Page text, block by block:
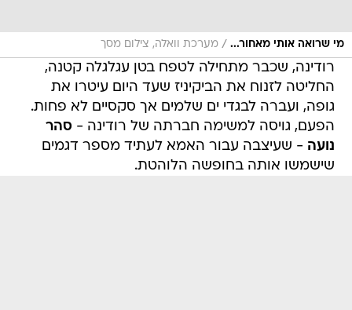
מי שרואה אותי מאחור... / מערכת וואלה, צילום מסך
רודינה, שכבר מתחילה לטפח בטן עגלגלה קטנה,
החליטה לזנוח את הביקיניז שעד היום עיטרו את
גופה, ועברה לבגדי ים שלמים אך סקסיים לא פחות.
הפעם, גויסה למשימה חברתה של רודינה -סהר
נועה - שעיצבה עבור האמא לעתיד מספר דגמים
שישמשו אותה בחופשה הלוהטת.